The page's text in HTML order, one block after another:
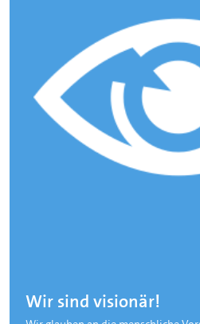
Wir sind visionär!